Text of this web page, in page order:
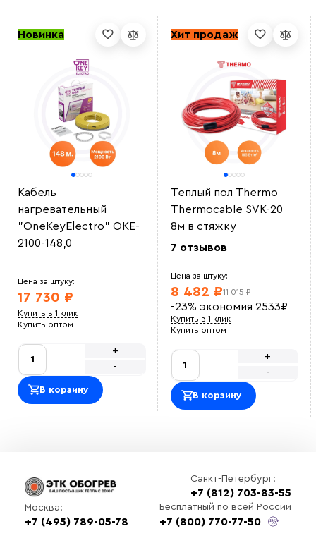
Новинка
Кабель
нагревательный
"OneKeyElectro" OKE-
2100-148,0
Цена за штуку:
17 730 ₽
Купить в 1 клик
Купить оптом
-
+
В корзину
Хит продаж
Теплый пол Thermo
Thermocable SVK-20
8м в стяжку
7 отзывов
Цена за штуку:
11 015 ₽
8 482 ₽
-23% экономия 2533₽
Купить в 1 клик
Купить оптом
-
+
В корзину
Санкт-Петербург:
+7 (812) 703-83-55
Москва:
+7 (495) 789-05-78
Бесплатный по всей России
+7 (800) 770-77-50